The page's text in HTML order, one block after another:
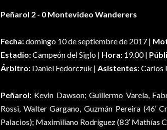
Peñarol 2 - 0 Montevideo Wanderers
Fecha:domingo 10 de septiembre de 2017 |
Estadio:Campeón del Siglo | Hora: 19.00 |
Árbitro: Daniel Fedorczuk | Asistentes: Carlos
Peñarol: Kevin Dawson; Guillermo Varela,
Rossi, Walter Gargano, Guzmán Pereira (46′
Palacios); Maximiliano Rodríguez (83′ Mathías